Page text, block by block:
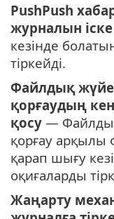
PushPush
журналын
кезінде
тіркейді.
Файлдық
қорғаудың
қосу —
қорғау арқылы
қарап шығу
оқиғаларды
Жаңарту